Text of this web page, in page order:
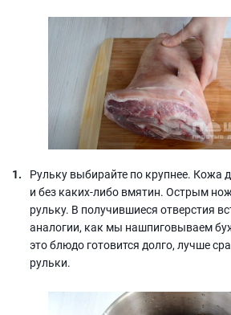
Рульку выбирайте по крупнее. Кожа
и без каких-либо вмятин. Острым
рульку. В получившиеся отверстия
аналогии, как мы нашпиговываем
это блюдо готовится долго, лучше
рульки.